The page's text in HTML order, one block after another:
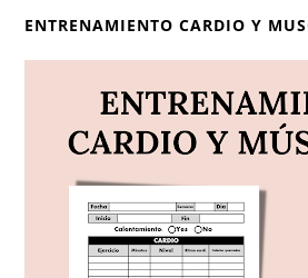
ENTRENAMIENTO CARDIO Y